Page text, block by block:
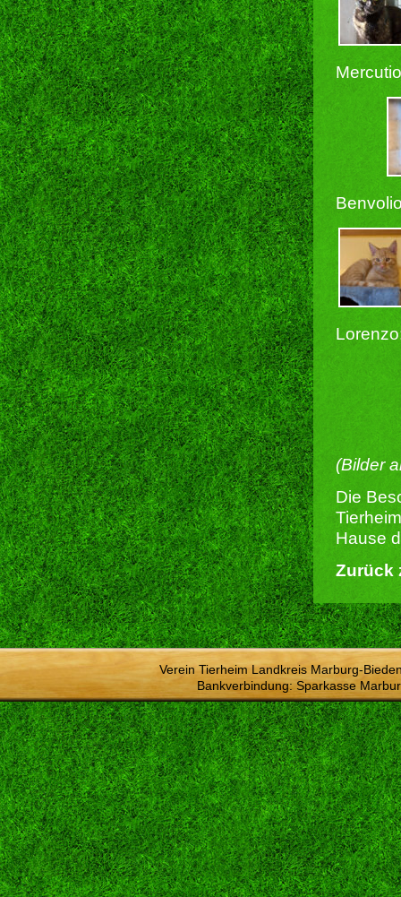
(Bilder
Die
Hause
Zurück
Verein Tierheim Landkreis Marburg-
Bankverbindung: Sparkasse